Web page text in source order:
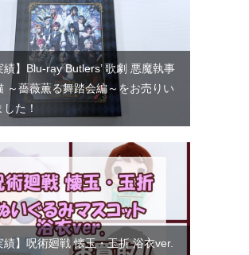
績】Blu-ray Butlers’ 歌劇 悪魔執事
～薔薇薫る舞踏会編～をお売りい
た！
績】呪術廻戦 懐玉・玉折 浴衣ver.